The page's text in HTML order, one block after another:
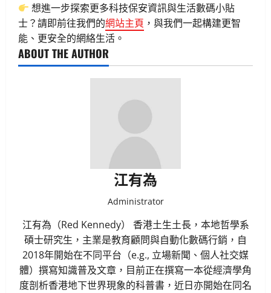
想進一步探索更多科技保安資訊與生活數碼小貼
士？請即前往我們的網站主頁 ，與我們一起構建更智
能、更安全的網絡生活。
ABOUT THE AUTHOR
江有為
Administrator
江有為（Red Kennedy） 香港土生土長，本地哲學系
碩士研究生，主業是教育顧問與自動化數碼行銷，自
2018年開始在不同平台（e.g., 立場新聞、個人社交媒
體）撰寫知識普及文章，目前正在撰寫一本從經濟學角
度剖析香港地下世界現象的科普書，近日亦開始在同名